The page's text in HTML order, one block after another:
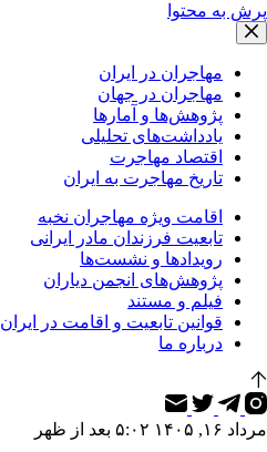
پرش به محتوا
مهاجران در ایران
مهاجران در جهان
پژوهش‌ها و آمارها
یادداشت‌های تحلیلی
اقتصاد مهاجرت
تاریخ مهاجرت به ایران
اقامت ویژه مهاجران نخبه
تابعیت فرزندان مادر ایرانی
رویدادها و نشست‌ها
پژوهش‌های انجمن دیاران
فیلم و مستند
قوانین تابعیت و اقامت در ایران
درباره ما
مرداد ۱۶, ۱۴۰۵ ۵:۰۲ بعد از ظهر